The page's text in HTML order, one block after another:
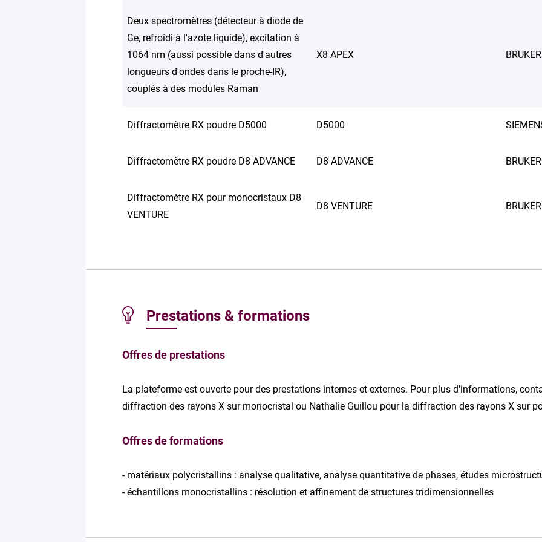
Deux spectromètres (détecteur à diode de
Ge, refroidi à l'azote liquide), excitation à
1064 nm (aussi possible dans d'autres
longueurs d'ondes dans le proche-IR),
couplés à des modules Raman
X8 APEX BRUKER
Diffractomètre RX poudre D5000 D5000
Diffractomètre RX poudre D8 ADVANCE D8 ADVANCE BRUKER
Diffractomètre RX pour monocristaux D8
VENTURE
D8 VENTURE BRUKER
Prestations & formations
Offres de prestations
La plateforme est ouverte pour des prestations internes et externes. Pour plus d'informations,
diffraction des rayons X sur monocristal ou Nathalie Guillou pour la diffraction des rayons X sur
Offres de formations
- matériaux polycristallins : analyse qualitative, analyse quantitative de phases, études
- échantillons monocristallins : résolution et affinement de structures tridimensionnelles